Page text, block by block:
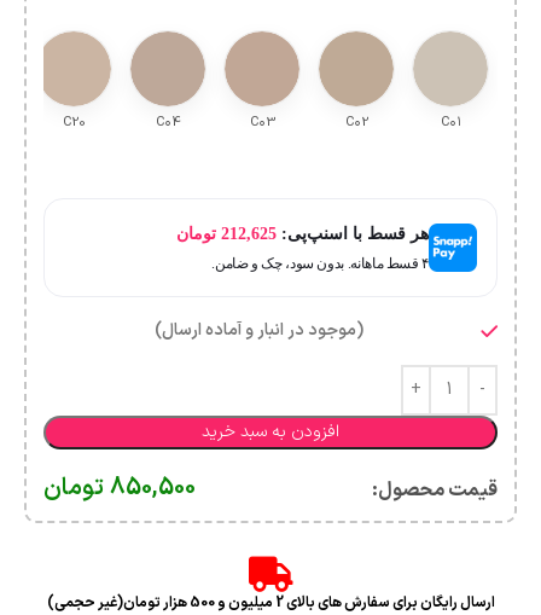
C۰۱ C۰2 C۰3 C۰4 C20
هر قسط با اسنپ‌پی: 212,625 تومان
۴ قسط ماهانه. بدون سود، چک و ضامن.
(موجود در انبار و آماده ارسال)
افزودن به سبد خرید
قیمت محصول:​ 850,500تومان
ارسال رایگان برای سفارش های بالای 2 میلیون و 500 هزار تومان(غیر حجمی)